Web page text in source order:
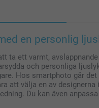
en personlig
ta ett varmt,
och personliga
Hos smartphoto går
att välja en av
Du kan även